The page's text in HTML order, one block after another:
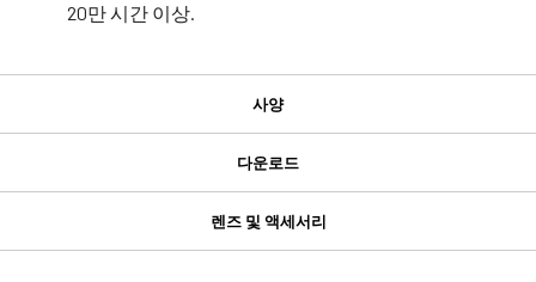
20만 시간 이상.
사양
다운로드
렌즈 및 액세서리